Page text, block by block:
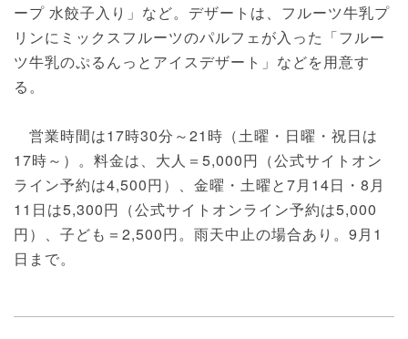
ープ 水餃子入り」など。デザートは、フルーツ牛乳プ
リンにミックスフルーツのパルフェが入った「フルー
ツ牛乳のぷるんっとアイスデザート」などを用意す
る。
営業時間は17時30分～21時（土曜・日曜・祝日は
17時～）。料金は、大人＝5,000円（公式サイトオン
ライン予約は4,500円）、金曜・土曜と7月14日・8月
11日は5,300円（公式サイトオンライン予約は5,000
円）、子ども＝2,500円。雨天中止の場合あり。9月1
日まで。